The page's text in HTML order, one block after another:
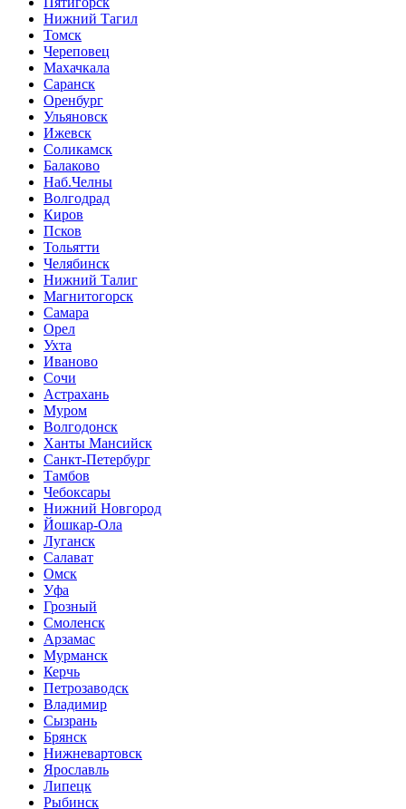
Нижний Тагил
Томск
Череповец
Махачкала
Саранск
Оренбург
Ульяновск
Ижевск
Соликамск
Балаково
Наб.Челны
Волгодрад
Киров
Псков
Тольятти
Челябинск
Нижний Талиг
Магнитогорск
Самара
Орел
Ухта
Иваново
Сочи
Астрахань
Муром
Волгодонск
Ханты Мансийск
Санкт-Петербург
Тамбов
Чебоксары
Нижний Новгород
Йошкар-Ола
Луганск
Салават
Омск
Уфа
Грозный
Смоленск
Арзамас
Мурманск
Керчь
Петрозаводск
Владимир
Сызрань
Брянск
Нижневартовск
Ярославль
Липецк
Рыбинск